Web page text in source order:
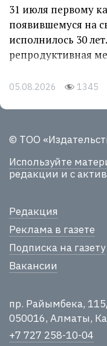
31 июля первому
появившемуся на
исполнилось 30
репродуктивная
05.08.2026 1345
© ТОО
Используйте
редакции и с
Редакция
Реклама в газете
Подписка на газету
Вакансии
пр. Райымбека,
050016, Алматы,
+7 727 258-10-04